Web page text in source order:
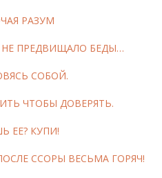
РАЗУМ
НЕ ПРЕДВИЩАЛО БЕДЫ…
СОБОЙ.
ЧТОБЫ ДОВЕРЯТЬ.
ЕЕ? КУПИ!
ССОРЫ ВЕСЬМА ГОРЯЧ!